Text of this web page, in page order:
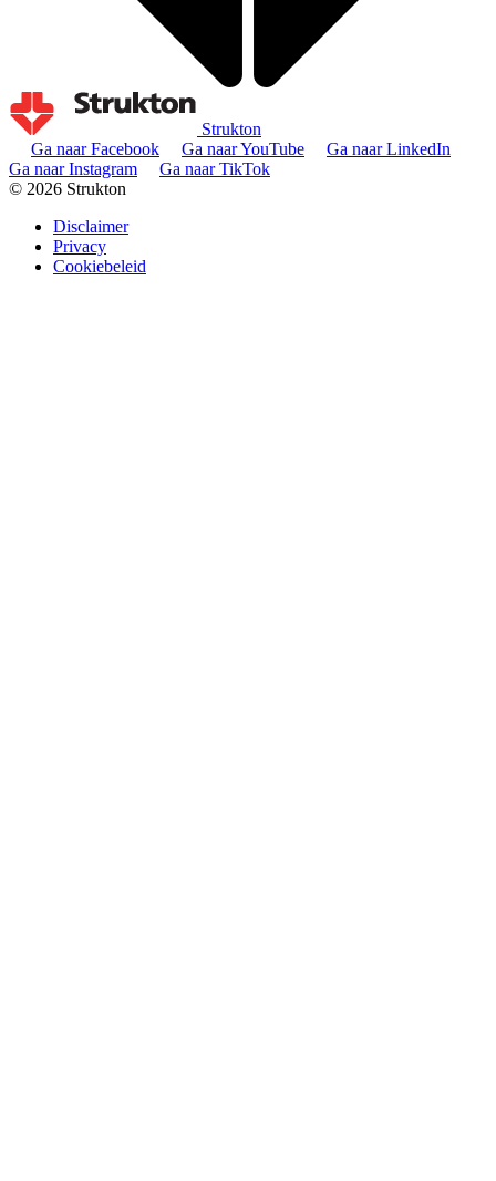
Strukton
Ga naar Facebook
Ga naar YouTube
Ga naar LinkedIn
Ga naar Instagram
Ga naar TikTok
© 2026 Strukton
Disclaimer
Privacy
Cookiebeleid